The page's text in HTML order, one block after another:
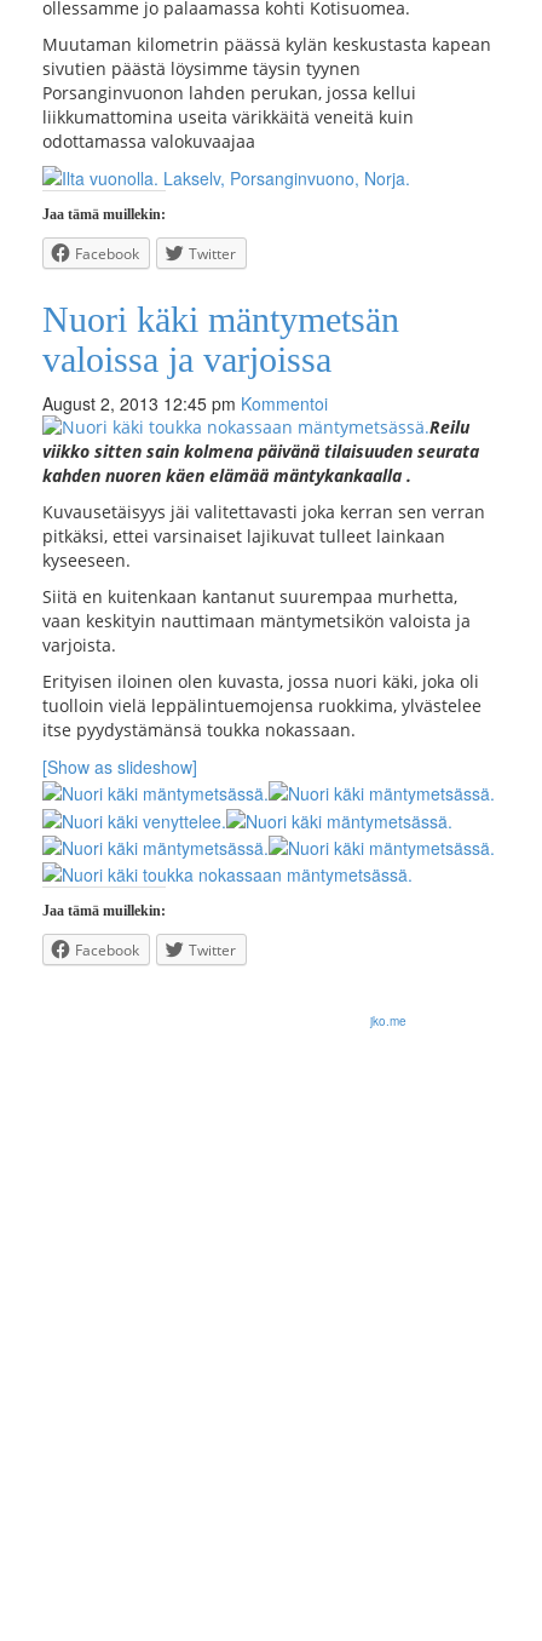
ollessamme jo palaamassa kohti Kotisuomea.
Muutaman kilometrin päässä kylän keskustasta kapean
sivutien päästä löysimme täysin tyynen
Porsanginvuonon lahden perukan, jossa kellui
liikkumattomina useita värikkäitä veneitä kuin
odottamassa valokuvaajaa
Jaa tämä muillekin:
Facebook Twitter
Nuori käki mäntymetsän
valoissa ja varjoissa
August 2, 2013 12:45 pm Kommentoi
Reilu
viikko sitten sain kolmena päivänä tilaisuuden seurata
kahden nuoren käen elämää mäntykankaalla .
Kuvausetäisyys jäi valitettavasti joka kerran sen verran
pitkäksi, ettei varsinaiset lajikuvat tulleet lainkaan
kyseeseen.
Siitä en kuitenkaan kantanut suurempaa murhetta,
vaan keskityin nauttimaan mäntymetsikön valoista ja
varjoista.
Erityisen iloinen olen kuvasta, jossa nuori käki, joka oli
tuolloin vielä leppälintuemojensa ruokkima, ylvästelee
itse pyydystämänsä toukka nokassaan.
[Show as slideshow]
Jaa tämä muillekin:
Facebook Twitter
jko.me